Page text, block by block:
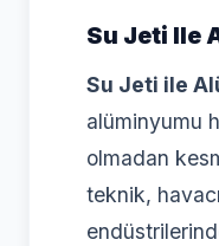
Su Jeti Ile
Su Jeti ile
alüminyumu
olmadan
teknik,